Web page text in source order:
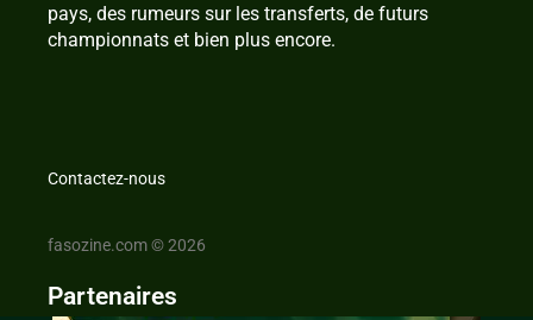
pays, des rumeurs sur les transferts, de futurs
championnats et bien plus encore.
Contactez-nous
fasozine.com © 2026
Partenaires